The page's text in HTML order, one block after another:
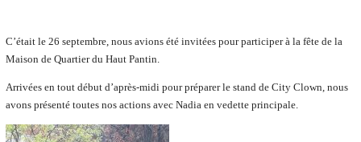
C’était le 26 septembre, nous avions été invitées pour participer à la fête de la
Maison de Quartier du Haut Pantin.
Arrivées en tout début d’après-midi pour préparer le stand de City Clown, nous
avons présenté toutes nos actions avec Nadia en vedette principale.